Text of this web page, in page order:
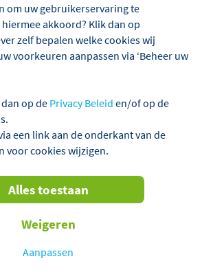
gevonden
Busreizen Alles wissen
TOT € 70,- KORTING P.P.!
om uw gebruikerservaring te
akkoord? Klik dan op
zelf bepalen welke cookies wij
voorkeuren aanpassen via ‘Beheer uw
op de Privacy Beleid en/of op de
een link aan de onderkant van de
voor cookies wijzigen.
Aanpassen
Weigeren
Alles toestaan